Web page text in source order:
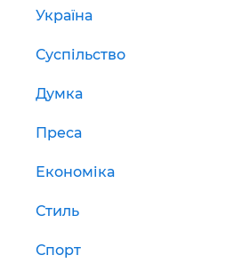
Україна
Суспільство
Думка
Преса
Економіка
Стиль
Спорт